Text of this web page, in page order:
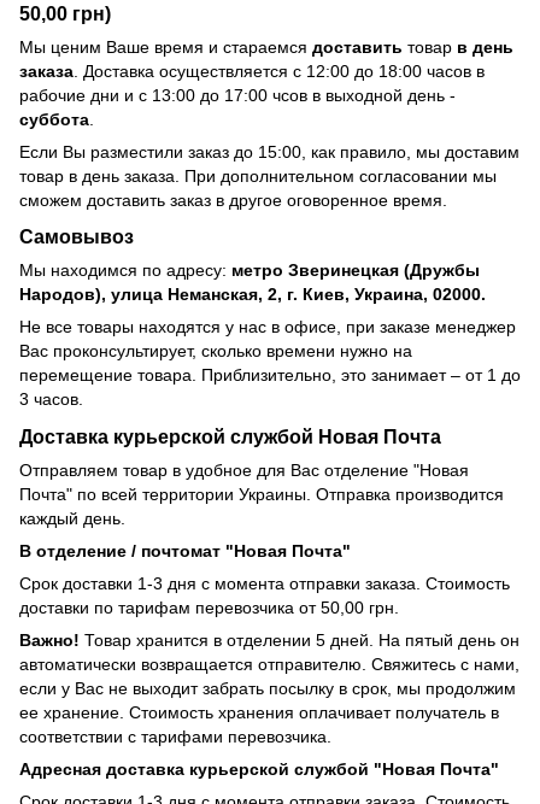
50,00 грн)
Мы ценим Ваше время и стараемся доставить товар в день
заказа . Доставка осуществляется с 12:00 до 18:00 часов в
рабочие дни и с 13:00 до 17:00 чсов в выходной день -
суббота
Если Вы разместили заказ до 15:00, как правило, мы доставим
товар в день заказа. При дополнительном согласовании мы
сможем доставить заказ в другое оговоренное время.
Самовывоз
Мы находимся по адресу: метро Зверинецкая (Дружбы
Народов), улица Неманская, 2, г. Киев, Украина, 02000.
Не все товары находятся у нас в офисе, при заказе менеджер
Вас проконсультирует, сколько времени нужно на
перемещение товара. Приблизительно, это занимает – от 1 до
3 часов.
Доставка курьерской службой Новая Почта
Отправляем товар в удобное для Вас отделение "Новая
Почта" по всей территории Украины. Отправка производится
каждый день.
В отделение / почтомат "Новая Почта"
Срок доставки 1-3 дня с момента отправки заказа. Стоимость
доставки по тарифам перевозчика от 50,00 грн.
Важно! Товар хранится в отделении 5 дней. На пятый день он
автоматически возвращается отправителю. Свяжитесь с нами,
если у Вас не выходит забрать посылку в срок, мы продолжим
ее хранение. Стоимость хранения оплачивает получатель в
соответствии с тарифами перевозчика.
Адресная доставка курьерской службой "Новая Почта"